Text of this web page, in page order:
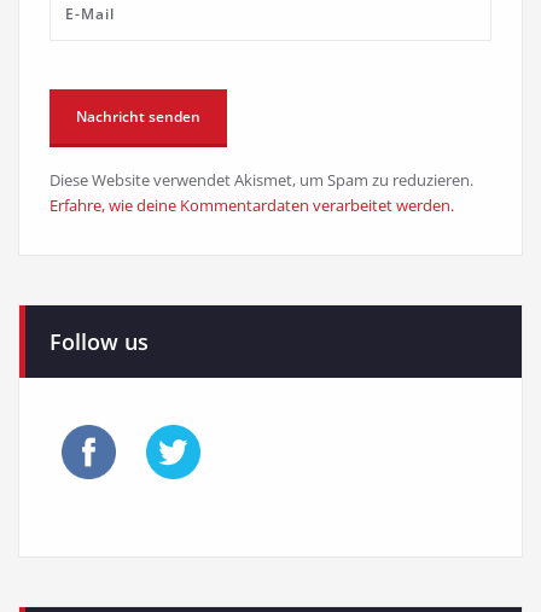
Diese Website verwendet Akismet, um Spam zu reduzieren.
Erfahre, wie deine Kommentardaten verarbeitet werden.
Follow us